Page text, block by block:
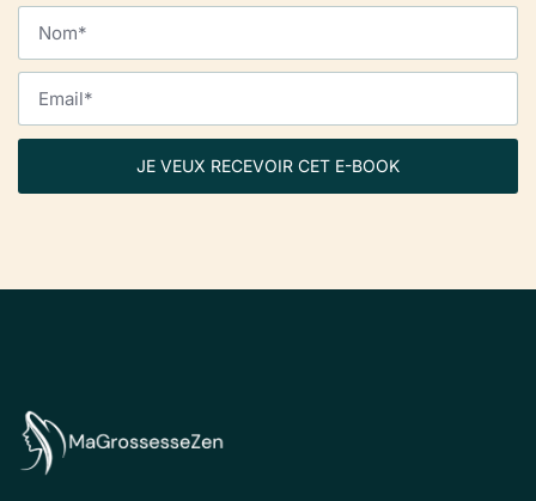
JE VEUX RECEVOIR CET E-BOOK